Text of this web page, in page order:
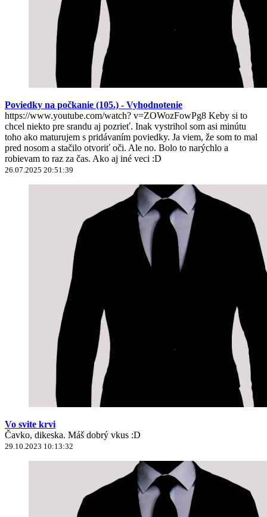
Poviedky na počkanie (105.) - Vyhodnotenie
https://www.youtube.com/watch? v=ZOWozFowPg8 Keby si to
chcel niekto pre srandu aj pozrieť. Inak vystrihol som asi minútu
toho ako maturujem s pridávaním poviedky. Ja viem, že som to mal
pred nosom a stačilo otvoriť oči. Ale no. Bolo to narýchlo a
robievam to raz za čas. Ako aj iné veci :D
26.07.2025 20:51:39
Vo svite krvi
Čavko, dikeska. Máš dobrý vkus :D
29.10.2023 10:13:32